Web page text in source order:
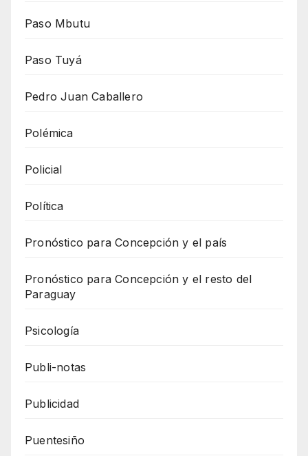
Paso Mbutu
Paso Tuyá
Pedro Juan Caballero
Polémica
Policial
Política
Pronóstico para Concepción y el país
Pronóstico para Concepción y el resto del
Paraguay
Psicología
Publi-notas
Publicidad
Puentesiño